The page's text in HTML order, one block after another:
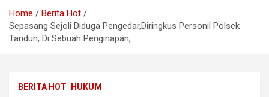
Home
Berita Hot
Sepasang Sejoli Diduga Pengedar,Diringkus Personil Polsek
Tandun, Di Sebuah Penginapan,
BERITA HOT HUKUM